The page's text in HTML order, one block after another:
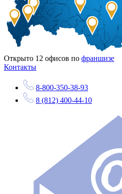
Открыто 12 офисов по франшизе
Контакты
8-800-350-38-93
8 (812) 400-44-10